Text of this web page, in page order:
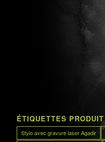
ÉTIQUETTES PRODUIT
Stylo avec gravure laser Agadir